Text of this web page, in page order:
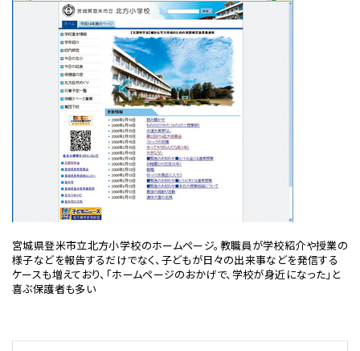
宮城県登米市立北方小学校のホームページ。教職員が学校紹介や授業の
様子などを報告するだけでなく、子どもが日々の出来事などを発信する
ケースも増えており、「ホームページのおかげで、学校が身近になった」と
喜ぶ保護者も多い